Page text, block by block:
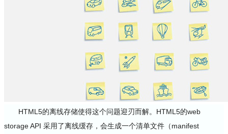
HTML5的离线存储使得这个问题迎刃而解。HTML5的web
storage API 采用了离线缓存，会生成一个清单文件（manifest